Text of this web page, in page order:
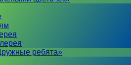
ребята»